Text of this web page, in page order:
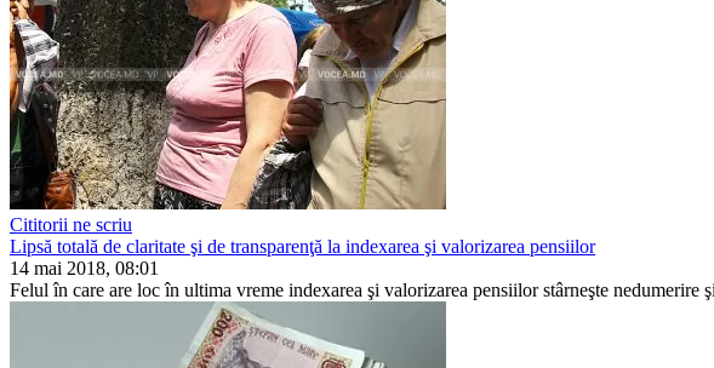
Cititorii ne scriu
Lipsă totală de claritate şi de transparenţă la indexarea şi valorizarea pensiilor
14 mai 2018, 08:01
Felul în care are loc în ultima vreme indexarea şi valorizarea pensiilor stârneşte